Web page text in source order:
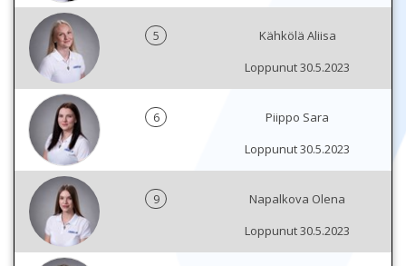
5
Kähkölä Aliisa
Loppunut 30.5.2023
6
Piippo Sara
Loppunut 30.5.2023
9
Napalkova Olena
Loppunut 30.5.2023